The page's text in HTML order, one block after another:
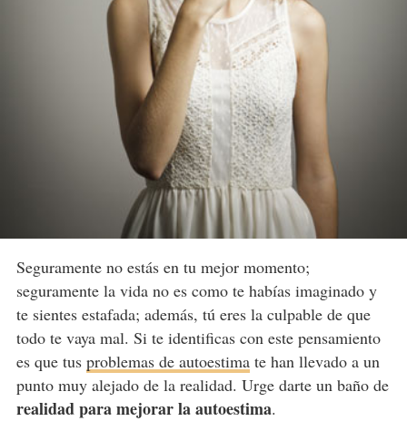
Seguramente no estás en tu mejor momento;
seguramente la vida no es como te habías imaginado y
te sientes estafada; además, tú eres la culpable de que
todo te vaya mal. Si te identificas con este pensamiento
es que tus problemas de autoestimate han llevado a un
punto muy alejado de la realidad. Urge darte un baño de
realidad para mejorar la autoestima.